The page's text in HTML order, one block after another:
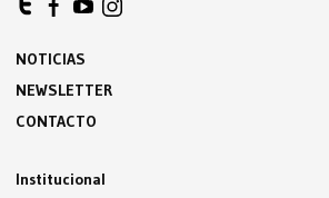
NOTICIAS
NEWSLETTER
CONTACTO
Institucional